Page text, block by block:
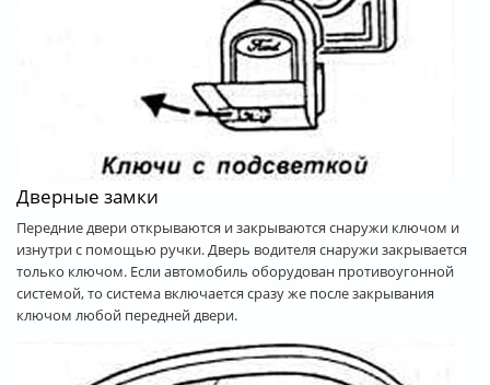
Дверные замки
Передние двери открываются и закрываются снаружи ключом и
изнутри с помощью ручки. Дверь водителя снаружи закрывается
только ключом. Если автомобиль оборудован противоугонной
системой, то система включается сразу же после закрывания
ключом любой передней двери.